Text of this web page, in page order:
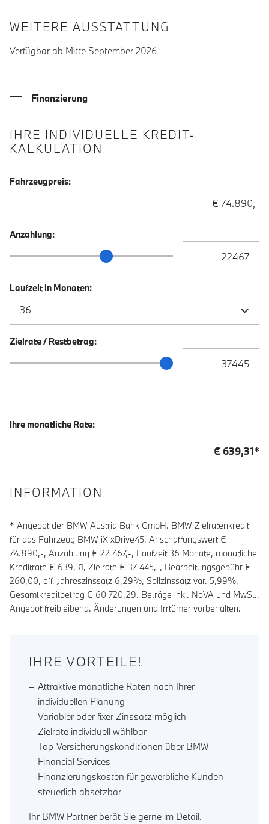
WEITERE AUSSTATTUNG
Verfügbar ab Mitte September 2026
Finanzierung
IHRE INDIVIDUELLE KREDIT-
KALKULATION
Fahrzeugpreis:
€ 74.890,-
Anzahlung:
Anzahlung Schieberegler
Laufzeit in Monaten:
Zielrate / Restbetrag:
Zielrate / Restbetrag Schieberegler
Ihre monatliche Rate:
€ 639,31*
INFORMATION
* Angebot der BMW Austria Bank GmbH. BMW Zielratenkredit
für das Fahrzeug BMW iX xDrive45, Anschaffungswert €
74.890,-, Anzahlung € 22 467,-, Laufzeit36 Monate, monatliche
Kreditrate € 639,31, Zielrate € 37 445,-, Bearbeitungsgebühr €
260,00, eff. Jahreszinssatz 6,29%, Sollzinssatz var. 5,99%,
Gesamtkreditbetrag € 60 720,29. Beträge inkl. NoVA und MwSt..
Angebot freibleibend. Änderungen und Irrtümer vorbehalten.
IHRE VORTEILE!
Attraktive monatliche Raten nach Ihrer
individuellen Planung
Variabler oder fixer Zinssatz möglich
Zielrate individuell wählbar
Top-Versicherungskonditionen über BMW
Financial Services
Finanzierungskosten für gewerbliche Kunden
steuerlich absetzbar
Ihr BMW Partner berät Sie gerne im Detail.